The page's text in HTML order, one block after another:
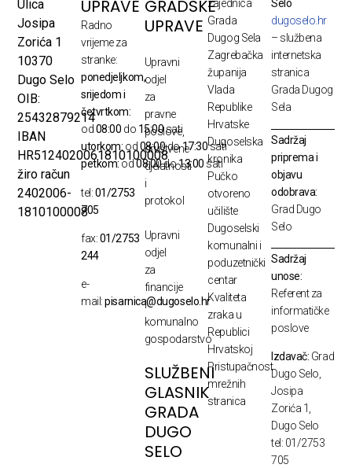
Ulica
Josipa
Zorića 1
10370
Dugo Selo
OIB:
25432879214
IBAN
HR5124020061810100008
žiro račun
2402006-
1810100008
UPRAVE
Radno
vrijeme za
stranke:
ponedjeljkom,
srijedom i
četvrtkom:
od08:00 do 15:00sati
utorkom: od08:00do17:30sati
petkom:od08:00do13:00 sati
tel:01/2753
705
fax:01/2753
244
e-
mail:pisarnica@dugoselo.hr
GRADSKE
UPRAVE
Upravni
odjel
za
pravne
poslove,
društvene
djelatnosti
i
protokol
Upravni
odjel
za
financije
i
komunalno
gospodarstvo
SLUŽBENI
GLASNIK
GRADA
DUGO
SELO
zajednica
Grada
Dugog Sela
Zagrebačka
županija
Vlada
Republike
Hrvatske
Dugoselska
kronika
Pučko
otvoreno
učilište
Dugoselski
komunalni i
poduzetnički
centar
Kvaliteta
zraka u
Republici
Hrvatskoj
Pristupačnost
mrežnih
stranica
Selo
dugoselo.hr
– službena
internetska
stranica
Grada Dugog
Sela
Sadržaj
priprema i
objavu
odobrava:
Grad Dugo
Selo
Sadržaj
unose:
Referent za
informatičke
poslove
Izdavač: Grad
Dugo Selo,
Josipa
Zorića 1,
Dugo Selo
tel: 01/2753
705